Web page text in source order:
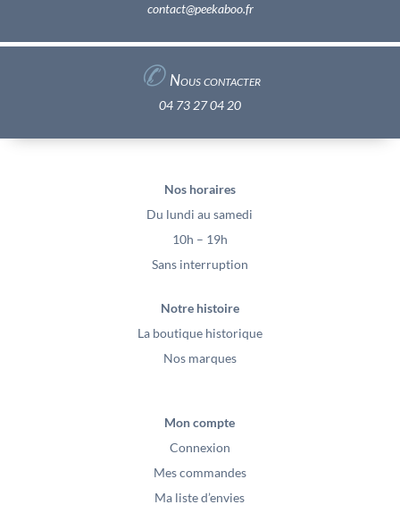
contact@peekaboo.fr
✆ Nous contacter
04 73 27 04 20
Nos horaires
Du lundi au samedi
10h – 19h
Sans interruption
Notre histoire
La boutique historique
Nos marques
Mon compte
Connexion
Mes commandes
Ma liste d’envies